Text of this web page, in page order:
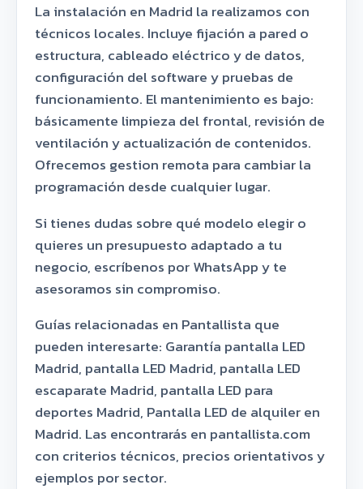
La instalación en Madrid la realizamos con
técnicos locales. Incluye fijación a pared o
estructura, cableado eléctrico y de datos,
configuración del software y pruebas de
funcionamiento. El mantenimiento es bajo:
básicamente limpieza del frontal, revisión de
ventilación y actualización de contenidos.
Ofrecemos gestion remota para cambiar la
programación desde cualquier lugar.
Si tienes dudas sobre qué modelo elegir o
quieres un presupuesto adaptado a tu
negocio, escríbenos por WhatsApp y te
asesoramos sin compromiso.
Guías relacionadas en Pantallista que
pueden interesarte: Garantía pantalla LED
Madrid, pantalla LED Madrid, pantalla LED
escaparate Madrid, pantalla LED para
deportes Madrid, Pantalla LED de alquiler en
Madrid. Las encontrarás en pantallista.com
con criterios técnicos, precios orientativos y
ejemplos por sector.